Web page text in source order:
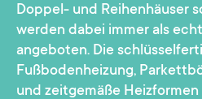
Doppel- und Reihenhäuser
werden dabei immer als
angeboten. Die
Fußbodenheizung,
und zeitgemäße